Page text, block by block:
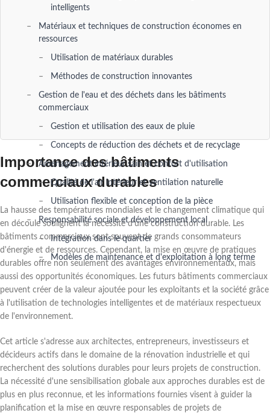
intelligents
Matériaux et techniques de construction économes en
ressources
Utilisation de matériaux durables
Méthodes de construction innovantes
Gestion de l'eau et des déchets dans les bâtiments
commerciaux
Gestion et utilisation des eaux de pluie
Concepts de réduction des déchets et de recyclage
Aménagement intérieur sain et confort d'utilisation
Qualité de l'air intérieur et ventilation naturelle
Utilisation flexible et conception de la pièce
Responsabilité sociale et développement local
Intégration dans le quartier
Modèles de maintenance et d'exploitation à long terme
Importance des bâtiments
commerciaux durables
La hausse des températures mondiales et le changement climatique qui
en découle soulignent la nécessité d'une construction durable. Les
bâtiments commerciaux sont souvent de grands consommateurs
d'énergie et de ressources. Cependant, la mise en œuvre de pratiques
durables offre non seulement des avantages environnementaux, mais
aussi des opportunités économiques. Les futurs bâtiments commerciaux
peuvent créer de la valeur ajoutée pour les exploitants et la société grâce
à l'utilisation de technologies intelligentes et de matériaux respectueux
de l'environnement.
Cet article s'adresse aux architectes, entrepreneurs, investisseurs et
décideurs actifs dans le domaine de la rénovation industrielle et qui
recherchent des solutions durables pour leurs projets de construction.
La nécessité d'une sensibilisation globale aux approches durables est de
plus en plus reconnue, et les informations fournies visent à guider la
planification et la mise en œuvre responsables de projets de